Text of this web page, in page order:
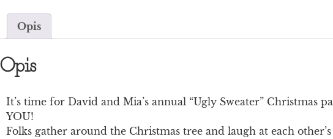
Opis
Opis
It’s time for David and Mia’s annual “Ugly Sweater”
YOU!
Folks gather around the Christmas tree and laugh at each